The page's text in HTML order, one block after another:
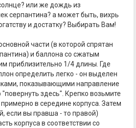
или же дождь из
серпантина? а может быть, вихрь
и достатку? Выбирать Вам!
части (в которой спрятан
и баллона со сжатым
приблизительно 1/4 длины. Где
определить легко - он выделен
показывающими направление
здесь". Крепко возьмите
в середине корпуса. Затем
если вы правша - то правой)
корпуса в соответствии со